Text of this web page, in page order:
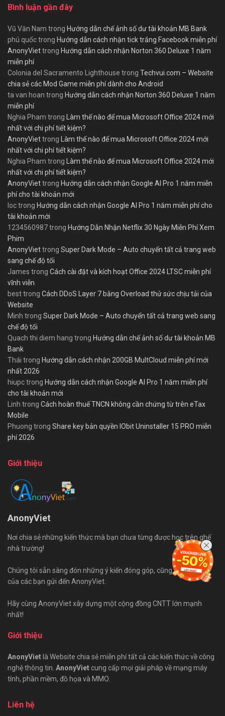
Bình luận gần đây
Vũ Văn Nam trong Hướng dẫn chế ảnh số dư tài khoản MB Bank
phú quốctrong Hướng dẫn cách nhận tick trắng Facebook miễn phí
AnonyViettrong Hướng dẫn cách nhận Norton 360 Deluxe 1 năm
miễn phí
Colonia del Sacramento Lighthouse trong Techvui.com – Website
chia sẻ các Mod Game miễn phí dành cho Android
ta van hoan trong Hướng dẫn cách nhận Norton 360 Deluxe 1 năm
miễn phí
Nghia Pham trong
Làm thế nào để mua Microsoft Office 2024 mới
nhất với chi phí tiết kiệm?
AnonyViettrong
Làm thế nào để mua Microsoft Office 2024 mới
nhất với chi phí tiết kiệm?
Nghia Pham trong
Làm thế nào để mua Microsoft Office 2024 mới
nhất với chi phí tiết kiệm?
AnonyViettrong Hướng dẫn cách nhận Google AI Pro 1 năm miễn
phí cho tài khoản mới
loctrong Hướng dẫn cách nhận Google AI Pro 1 năm miễn phí cho
tài khoản mới
1234560987trong Hướng Dẫn Nhận Netflix 30 Ngày Miễn Phí Xem
Phim
AnonyViettrong Super Dark Mode – Auto chuyển tất cả trang web
sang chế độ tối
James trong Cách cài đặt và kích hoạt Office 2024 LTSC miễn phí
vĩnh viễn
besttrong Cách DDoS Layer 7 bằng Overload thử sức chịu tải của
Website
Minh trong Super Dark Mode – Auto chuyển tất cả trang web sang
chế độ tối
Quach thi diem hang trong Hướng dẫn chế ảnh số dư tài khoản MB
Bank
Thái trong Hướng dẫn cách nhận 200GB MultCloud miễn phí mới
nhất 2026
hiupctrong Hướng dẫn cách nhận Google AI Pro 1 năm miễn phí
cho tài khoản mới
Linh trong Cách hoàn thuế TNCN không cần chứng từ trên eTax
Mobile
Phuong trong Share key bản quyền IObit Uninstaller 15 PRO miễn
phí 2026
Giới thiệu
AnonyViet
Nơi chia sẻ những kiến thức mà bạn chưa từng được học trên ghế
nhà trường!
Chúng tôi sẵn sàng đón những ý kiến đóng góp, cũng như bài viết
của các bạn gửi đến AnonyViet.
Hãy cùng AnonyViet xây dựng một cộng đồng CNTT lớn mạnh
nhất!
Giới thiệu
AnonyViet là Website chia sẻ miễn phí tất cả các kiến thức về công
nghệ thông tin. AnonyViet cung cấp mọi giải pháp về mạng máy
tính, phần mềm, đồ họa và MMO.
Liên hệ